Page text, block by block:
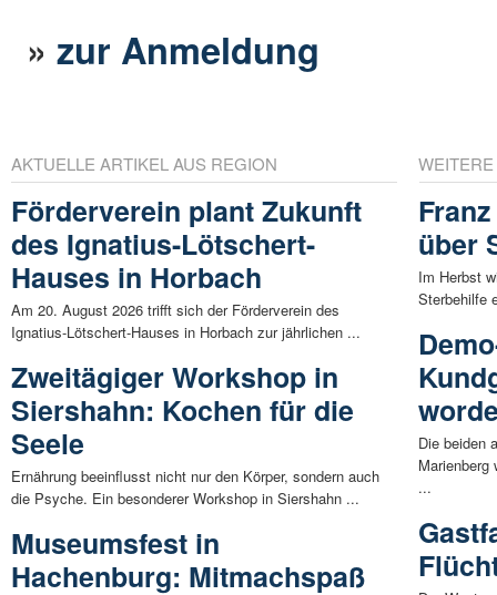
»zur Anmeldung
AKTUELLE ARTIKEL AUS REGION
Förderverein plant Zukunft
des Ignatius-Lötschert-
Hauses in Horbach
Am 20. August 2026 trifft sich der Förderverein des
Ignatius-Lötschert-Hauses in Horbach zur jährlichen ...
Zweitägiger Workshop in
Siershahn: Kochen für die
Seele
Ernährung beeinflusst nicht nur den Körper, sondern auch
die Psyche. Ein besonderer Workshop in Siershahn ...
Museumsfest in
Hachenburg: Mitmachspaß
über
Im Herbst
Sterbehilfe
Die beiden
Marienberg
...